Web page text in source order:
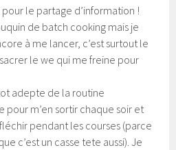
pour le partage d’information !
de batch cooking mais je
à me lancer, c’est surtout le
le we qui me freine pour
adepte de la routine
pour m’en sortir chaque soir et
pendant les courses (parce
c’est un casse tete aussi). Je